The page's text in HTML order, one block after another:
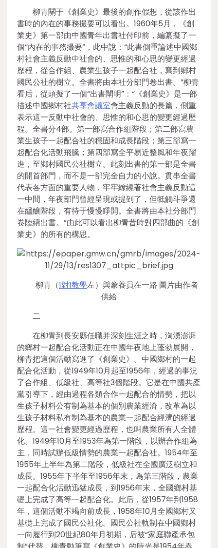
柳青關于《創業史》最後的創作假想，從該作出
書時的內在的事務撮要可以看出。1960年5月，《創
業史》第一部由中國青年出書社付印前，編纂擬了一
個“內在的事務撮要”，此中說：“此書側重論述中國鄉
村社會主義反動中社會的、思惟的和心思的變更經過
歷程，從合作組、農業生孩子一起配合社，寫到鄉村
國民公社的樹立。全書將由本社分部門卷出書。”柳青
看后，從頭擬了一個“出書闡明”：“《創業史》是一部
描述中國鄉村社共享會議室會主義反動的長篇，側重
表示這一反動中社會的、思惟的和心思的變更經過歷
程。全書分4部。第一部寫合作組階段；第二部寫農
業生孩子一起配合社的穩固和成長階段；第三部寫一
起配合化活動飛騰；第四部寫全平易近整風和年夜躍
進，至鄉村國民公社樹立。此刻出書的第一部是全書
的開首部門，而不是一部完全自力的小說。貫串全書
代表各方面的重要人物，牢牢繚繞著社會主義反動這
一中間，年夜部門曾經呈現或提到了，但牴觸斗爭還
在醞釀階段，有待于慢慢睜開。全書將由本社分部門
卷陸續出書。”由此可以看出柳青昔時對四部曲的《創
業史》的所有的構思。
柳青（1對1教學左）與豢養員在一路 圖片由作者
供給
二
在柳青到長安縣任職并深刻生涯之時，洶湧澎湃
的鄉村一起配合化活動正在中國年夜地上蓬勃展開，
柳青把這個活動寫進了《創業史》。中國鄉村的一起
配合化活動，從1949年10月起至1956年，經過的事況
了合作組、低級社、高等社3個階段。它是在中國共產
黨引導下，經由過程各類合作一起配合的情勢，把以
生孩子材料公有制為基本的個別農業經濟，改革為以
生孩子材料私有制為基本的農業一起配合經濟的經過
歷程。這一社會變更經過歷程，也叫農業所有人全體
化。1949年10月至1953年為第一階段，以辦合作組為
主，同時試辦低級情勢的農業一起配合社。1954年至
1955年上半年為第二階段，低級社在全國廣泛樹立和
成長。1955年下半年至1956年末，為第三階段，農業
一起配合化活動迅猛成長，到1956年末，全國鄉村基
礎上完成了高等一起配合化。此后，從1957年到1958
年，這個活動不竭向前成長，1958年10月全國鄉村又
基礎上完成了國民公社化。國民公社軌制在中國鄉村
一向履行到20世紀80年月初期，后被“家庭聯產承包